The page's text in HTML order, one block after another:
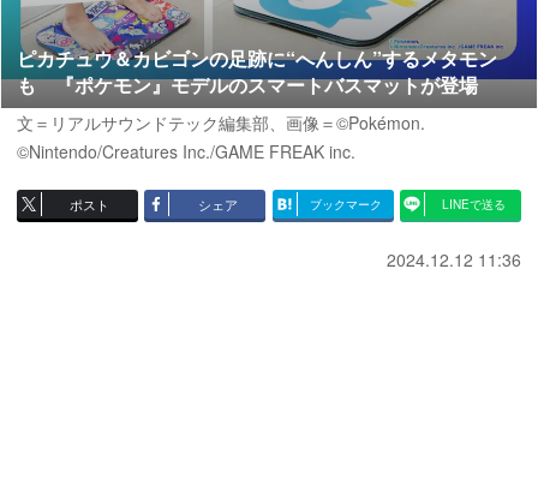
ピカチュウ＆カビゴンの足跡に“へんしん”するメタモン
も 『ポケモン』モデルのスマートバスマットが登場
文＝リアルサウンドテック編集部、画像＝©Pokémon.
©Nintendo/Creatures Inc./GAME FREAK inc.
ポスト シェア ブックマーク LINEで送る
2024.12.12 11:36